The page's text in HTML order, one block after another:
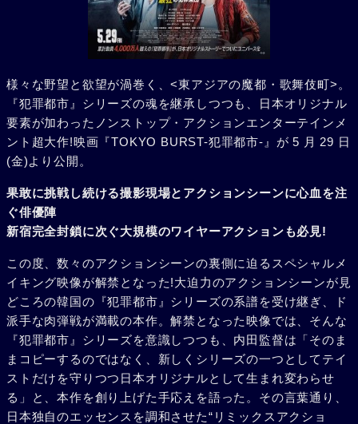
様々な野望と欲望が渦巻く、<東アジアの魔都・歌舞伎町>。
『犯罪都市』シリーズの魂を継承しつつも、日本オリジナル
要素が加わったノンストップ・アクションエンターテインメ
ント超大作!映画『TOKYO BURST-犯罪都市-』が 5 月 29 日
(金)より公開。
果敢に挑戦し続ける撮影現場とアクションシーンに心血を注
ぐ俳優陣
新宿完全封鎖に次ぐ大規模のワイヤーアクションも必見!
この度、数々のアクションシーンの裏側に迫るスペシャルメ
イキング映像が解禁となった!大迫力のアクションシーンが見
どころの韓国の『犯罪都市』シリーズの系譜を受け継ぎ、ド
派手な肉弾戦が満載の本作。解禁となった映像では、そんな
『犯罪都市』シリーズを意識しつつも、内田監督は「そのま
まコピーするのではなく、新しくシリーズの一つとしてテイ
ストだけを守りつつ日本オリジナルとして生まれ変わらせ
る」と、本作を創り上げた手応えを語った。その言葉通り、
日本独自のエッセンスを調和させた“リミックスアクショ